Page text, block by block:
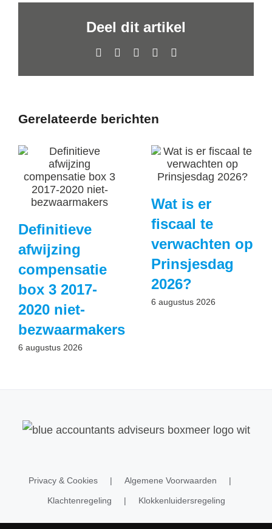
Deel dit artikel
Facebook LinkedInWhatsApp
Gerelateerde berichten
Definitieve
afwijzing
compensatie
box 3 2017-
2020 niet-
bezwaarmakers
6 augustus 2026
Wat is er
fiscaal te
verwachten op
Prinsjesdag
2026?
6 augustus 2026
Privacy & Cookies Algemene Voorwaarden
Klachtenregeling Klokkenluidersregeling